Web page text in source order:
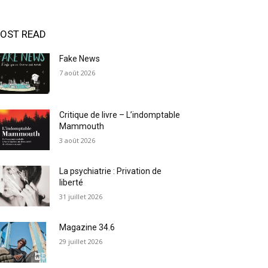
READ
Fake News
7 août 2026
Critique de livre – L’indomptable
Mammouth
3 août 2026
La psychiatrie : Privation de
liberté
31 juillet 2026
Magazine 34.6
29 juillet 2026